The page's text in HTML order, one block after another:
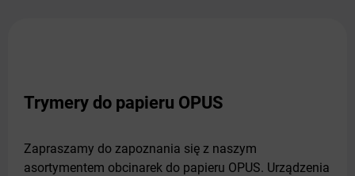
Trymery do papieru OPUS
Zapraszamy do zapoznania się z naszym
asortymentem obcinarek do papieru OPUS. Urządzenia